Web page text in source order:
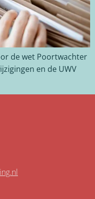
de wet Poortwachter
en de UWV